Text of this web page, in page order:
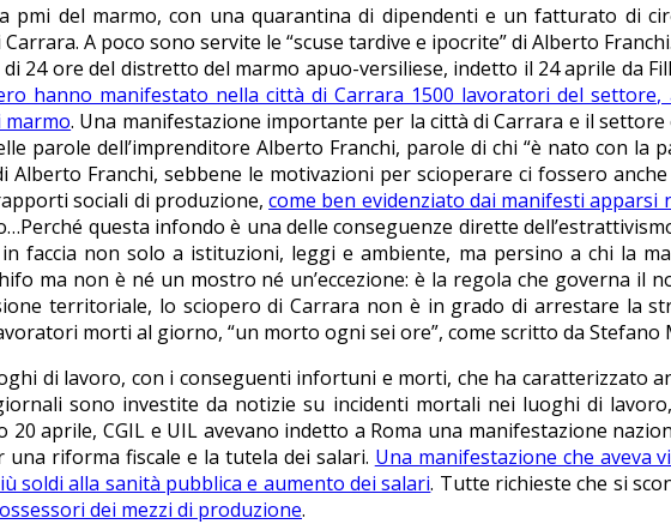
pmi del marmo, con una quarantina di dipendenti e un fatturato di
A poco sono servite le “scuse tardive e ipocrite” di Alberto
24 ore del distretto del marmo apuo-versiliese, indetto il 24 aprile da
hanno manifestato nella città di Carrara 1500 lavoratori del
marmo. Una manifestazione importante per la città di Carrara e il
parole dell’imprenditore Alberto Franchi, parole di chi “è nato con la
Franchi, sebbene le motivazioni per scioperare ci fossero
sociali di produzione,come ben evidenziato dai manifesti apparsi
questa infondo è una delle conseguenze dirette
faccia non solo a istituzioni, leggi e ambiente, ma persino a chi la
ma non è né un mostro né un’eccezione: è la regola che governa il
territoriale, lo sciopero di Carrara non è in grado di arrestare la
morti al giorno, “un morto ogni sei ore”, come scritto da
di lavoro, con i conseguenti infortuni e morti, che ha caratterizzato
sono investite da notizie su incidenti mortali nei luoghi di
aprile, CGIL e UIL avevano indetto a Roma una manifestazione
riforma fiscale e la tutela dei salari. Una manifestazione che aveva
soldi alla sanità pubblica e aumento dei salari. Tutte richieste che si
dei mezzi di produzione.